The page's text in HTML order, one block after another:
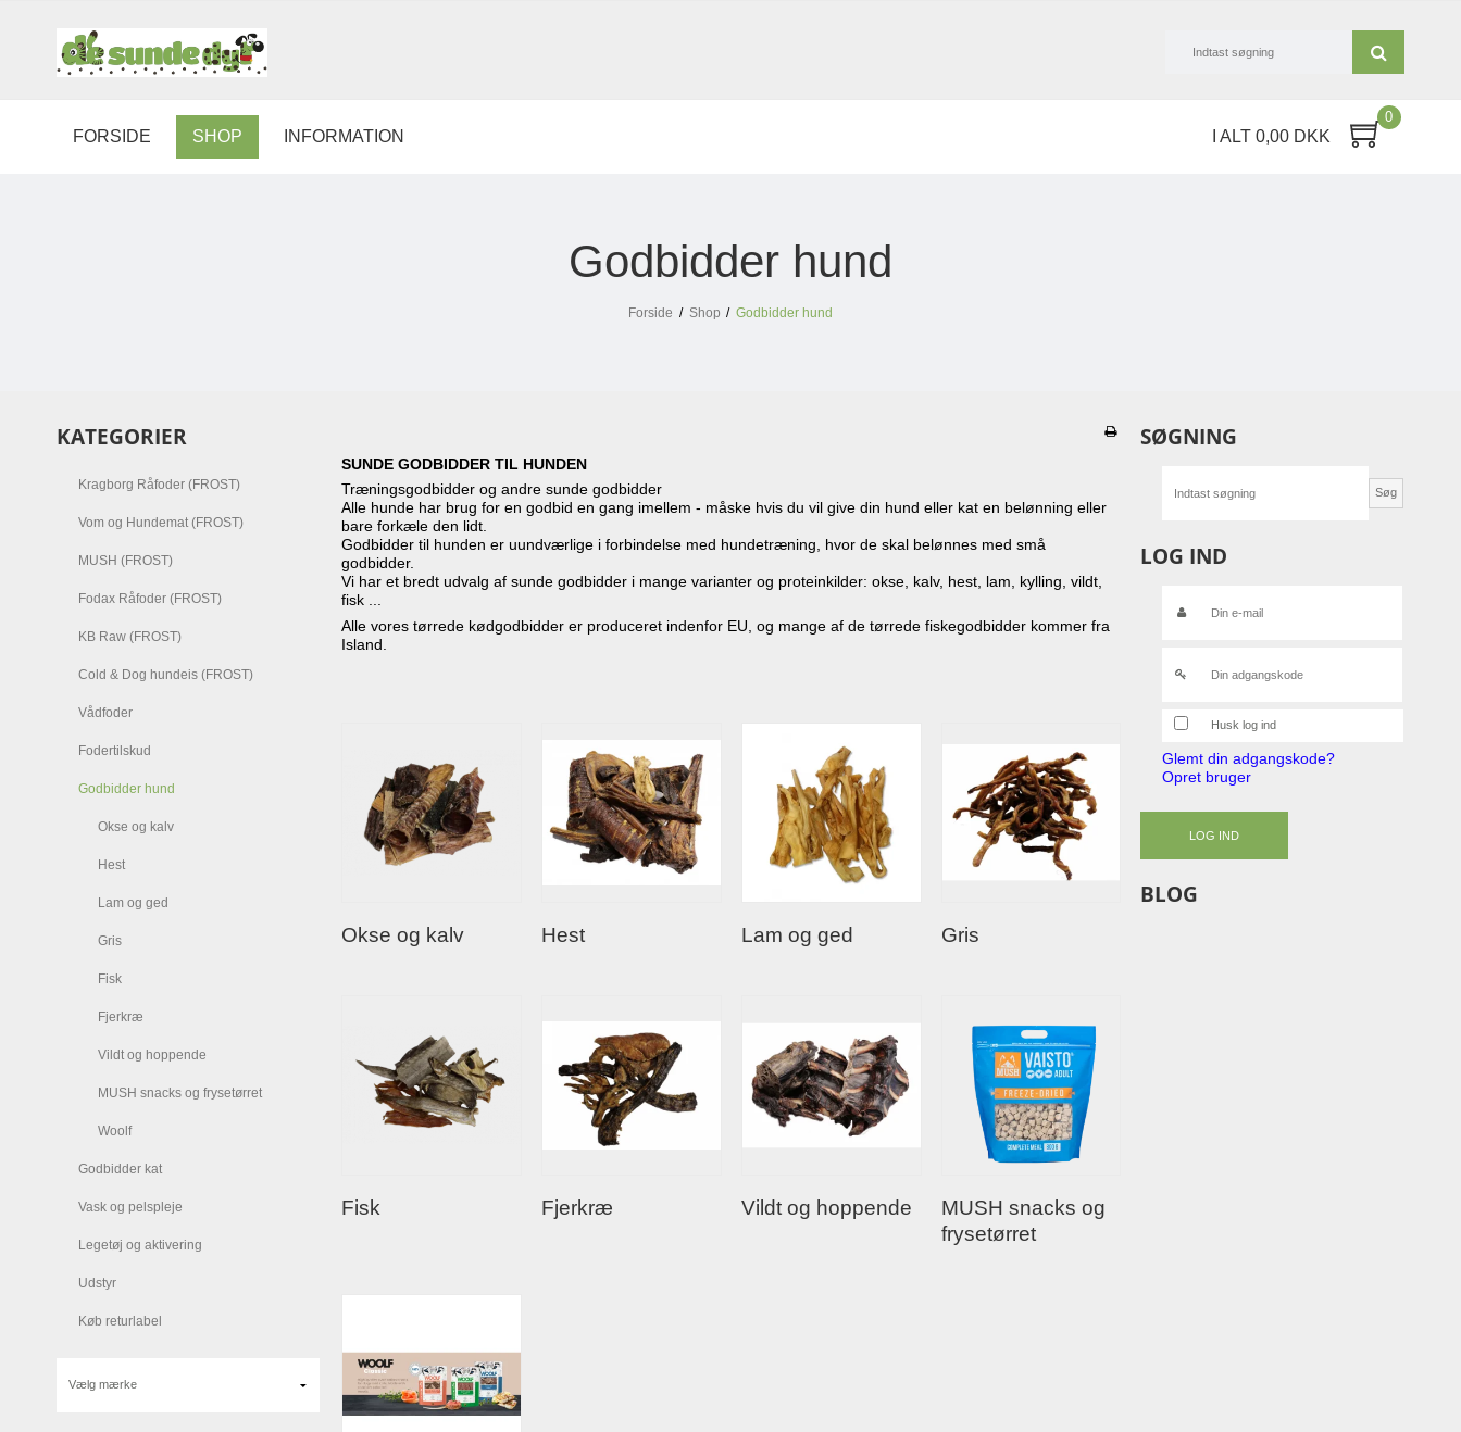
FORSIDE SHOP INFORMATION I ALT 0,00 DKK
0
Godbidder hund
Forside / Shop / Godbidder hund
KATEGORIER
Kragborg Råfoder (FROST)
Vom og Hundemat (FROST)
MUSH (FROST)
Fodax Råfoder (FROST)
KB Raw (FROST)
Cold & Dog hundeis (FROST)
Vådfoder
Fodertilskud
Godbidder hund
Okse og kalv
Hest
Lam og ged
Gris
Fisk
Fjerkræ
Vildt og hoppende
MUSH snacks og frysetørret
Woolf
Godbidder kat
Vask og pelspleje
Legetøj og aktivering
Udstyr
Køb returlabel
SUNDE GODBIDDER TIL HUNDEN
Træningsgodbidder og andre sunde godbidder
Alle hunde har brug for en godbid en gang imellem - måske hvis du vil give din hund eller kat en belønning eller
bare forkæle den lidt.
Godbidder til hunden er uundværlige i forbindelse med hundetræning, hvor de skal belønnes med små
godbidder.
Vi har et bredt udvalg af sunde godbidder i mange varianter og proteinkilder: okse, kalv, hest, lam, kylling, vildt,
fisk ...
Alle vores tørrede kødgodbidder er produceret indenfor EU, og mange af de tørrede fiskegodbidder kommer fra
Island.
Okse og kalv Hest Lam og ged Gris
Fisk Fjerkræ Vildt og hoppende
MUSH snacks og
frysetørret
SØGNING
Søg
LOG IND
Husk log ind
Glemt din adgangskode?
Opret bruger
LOG IND
BLOG